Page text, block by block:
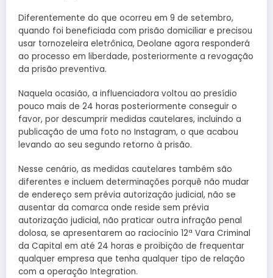
Diferentemente do que ocorreu em 9 de setembro,
quando foi beneficiada com prisão domiciliar e precisou
usar tornozeleira eletrônica, Deolane agora responderá
ao processo em liberdade, posteriormente a revogação
da prisão preventiva.
Naquela ocasião, a influenciadora voltou ao presídio
pouco mais de 24 horas posteriormente conseguir o
favor, por descumprir medidas cautelares, incluindo a
publicação de uma foto no Instagram, o que acabou
levando ao seu segundo retorno à prisão.
Nesse cenário, as medidas cautelares também são
diferentes e incluem determinações porquê não mudar
de endereço sem prévia autorização judicial, não se
ausentar da comarca onde reside sem prévia
autorização judicial, não praticar outra infração penal
dolosa, se apresentarem ao raciocínio 12ª Vara Criminal
da Capital em até 24 horas e proibição de frequentar
qualquer empresa que tenha qualquer tipo de relação
com a operação Integration.